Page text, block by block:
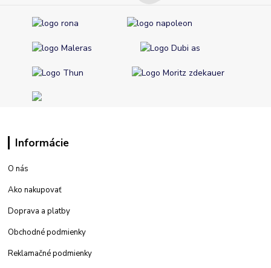
Informácie
O nás
Ako nakupovať
Doprava a platby
Obchodné podmienky
Reklamačné podmienky